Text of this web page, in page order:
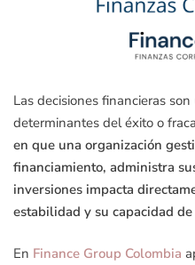
Las decisiones financieras
determinantes del éxito o
en que una organización
financiamiento, administra
inversiones impacta
estabilidad y su capacidad
En Finance Group Colombia